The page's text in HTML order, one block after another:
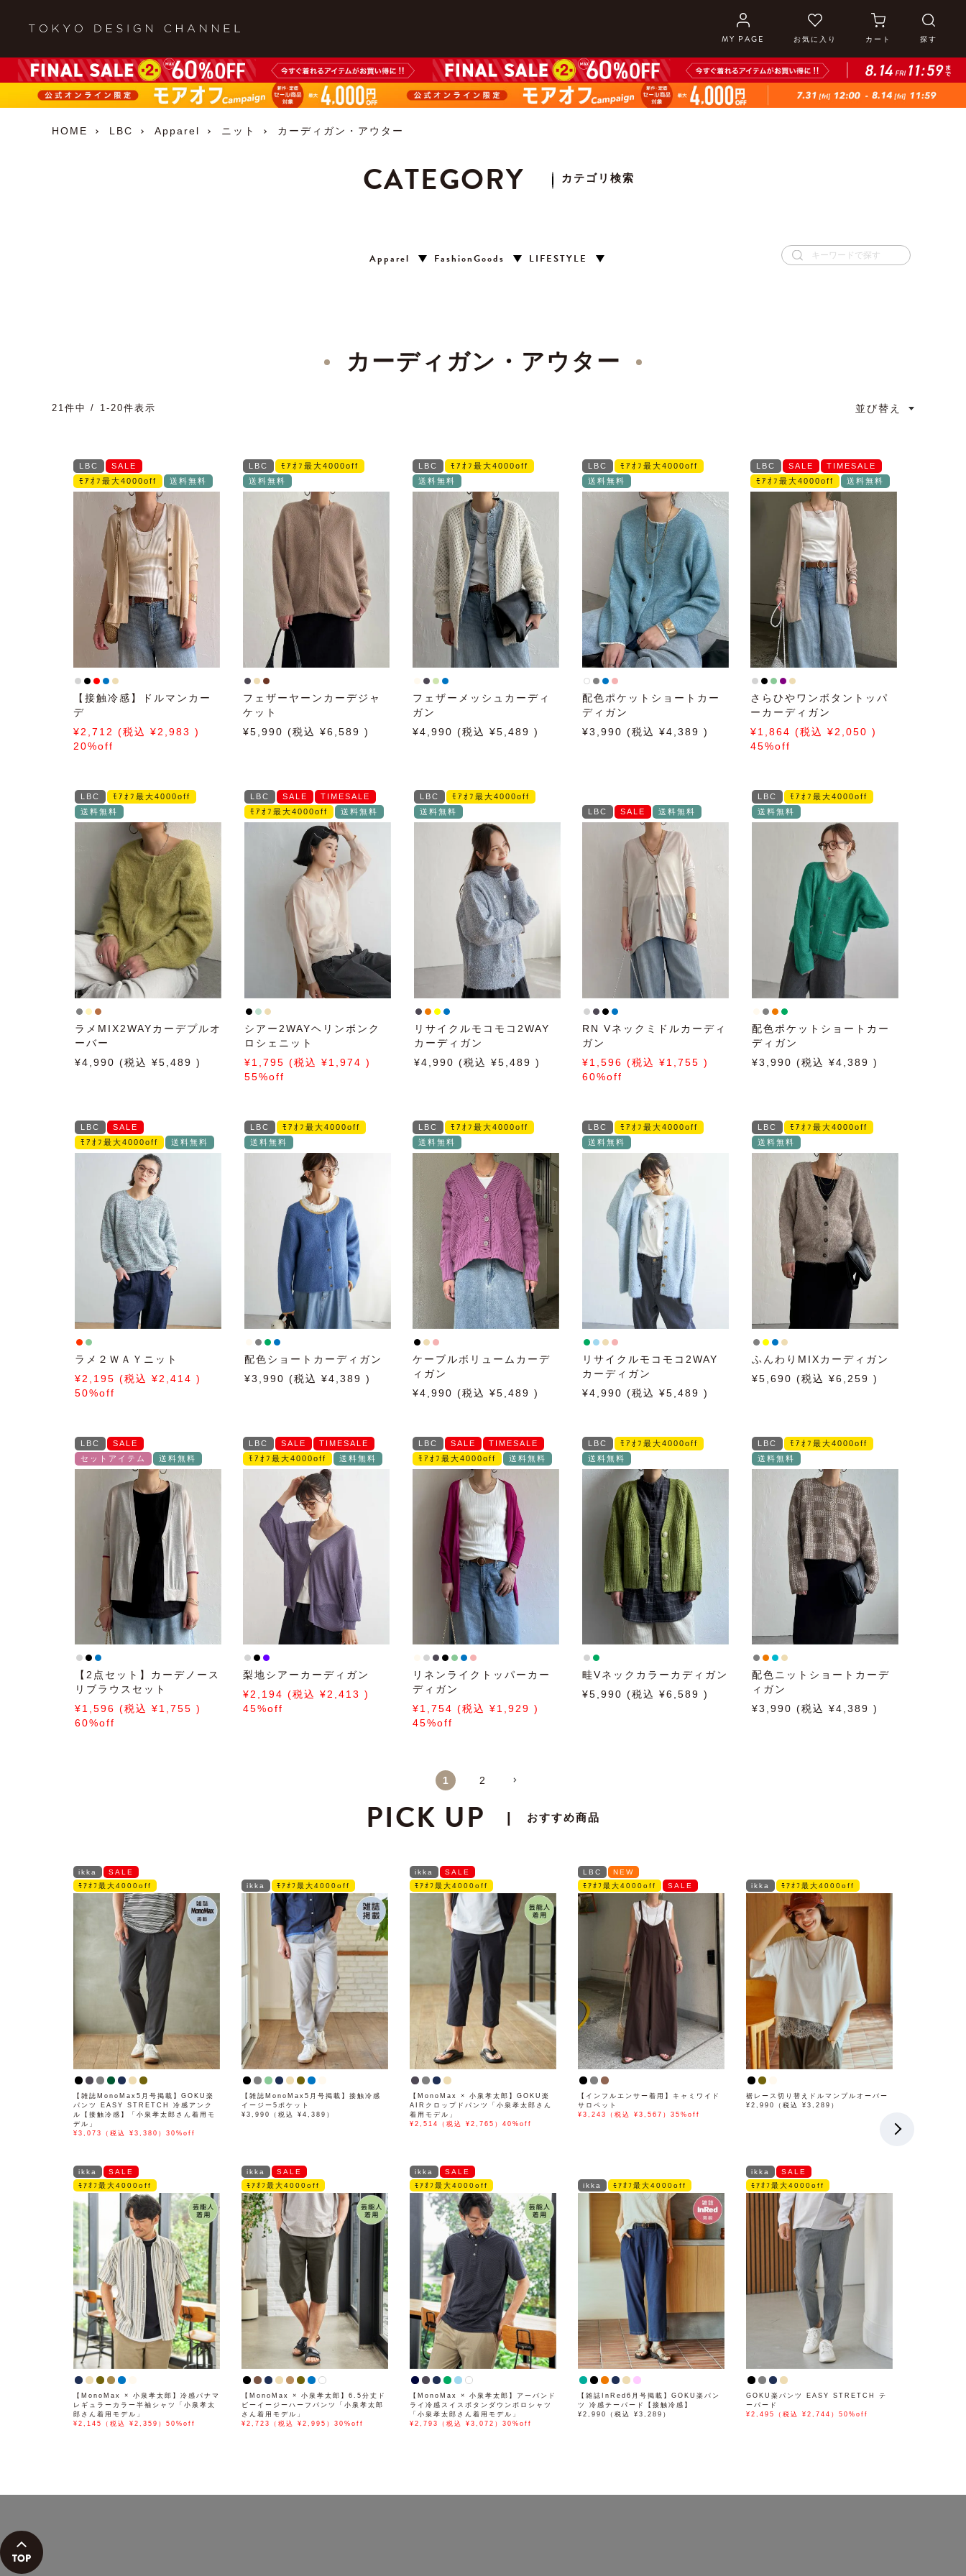
MY PAGE お気に入り カート 探す
HOME LBC Apparel ニット カーディガン・アウター
CATEGORY カテゴリ検索
Apparel FashionGoods LIFESTYLE
カーディガン・アウター
並び替え
21件中 1-20件表示
LBC
SALE
ﾓｱｵﾌ最大4000off
送料無料
【接触冷感】ドルマンカー
デ
2,712
2,983
20%off
LBC
ﾓｱｵﾌ最大4000off
送料無料
フェザーヤーンカーデジャ
ケット
5,990
6,589
LBC
ﾓｱｵﾌ最大4000off
送料無料
フェザーメッシュカーディ
ガン
4,990
5,489
LBC
ﾓｱｵﾌ最大4000off
送料無料
配色ポケットショートカー
ディガン
3,990
4,389
LBC SALE
TIMESALE
ﾓｱｵﾌ最大4000off
送料無料
さらひやワンボタントッパ
ーカーディガン
1,864
2,050
45%off
LBC
ﾓｱｵﾌ最大4000off
送料無料
ラメMIX2WAYカーデプルオ
ーバー
4,990
5,489
LBC SALE
TIMESALE
ﾓｱｵﾌ最大4000off
送料無料
シアー2WAYヘリンボンク
ロシェニット
1,795
1,974
55%off
LBC
ﾓｱｵﾌ最大4000off
送料無料
リサイクルモコモコ2WAY
カーディガン
4,990
5,489
LBC SALE 送料無料
RN Vネックミドルカーディ
ガン
1,596
1,755
60%off
LBC
ﾓｱｵﾌ最大4000off
送料無料
配色ポケットショートカー
ディガン
3,990
4,389
LBC
SALE
ﾓｱｵﾌ最大4000off
送料無料
ラメ２ＷＡＹニット
2,195
2,414
50%off
LBC
ﾓｱｵﾌ最大4000off
送料無料
配色ショートカーディガン
3,990
4,389
LBC
ﾓｱｵﾌ最大4000off
送料無料
ケーブルボリュームカーデ
ィガン
4,990
5,489
LBC
ﾓｱｵﾌ最大4000off
送料無料
リサイクルモコモコ2WAY
カーディガン
4,990
5,489
LBC
ﾓｱｵﾌ最大4000off
送料無料
ふんわりMIXカーディガン
5,690
6,259
LBC
SALE
セットアイテム
送料無料
【2点セット】カーデノース
リブラウスセット
1,596
1,755
60%off
LBC SALE
TIMESALE
ﾓｱｵﾌ最大4000off
送料無料
梨地シアーカーディガン
2,194
2,413
45%off
LBC SALE
TIMESALE
ﾓｱｵﾌ最大4000off
送料無料
リネンライクトッパーカー
ディガン
1,754
1,929
45%off
LBC
ﾓｱｵﾌ最大4000off
送料無料
畦Vネックカラーカディガン
5,990
6,589
LBC
ﾓｱｵﾌ最大4000off
送料無料
配色ニットショートカーデ
ィガン
3,990
4,389
1 2
PICK UP おすすめ商品
ikka
SALE
ﾓｱｵﾌ最大4000off
【雑誌MonoMax5月号掲載】GOKU楽
パンツ EASY STRETCH 冷感アンク
ル【接触冷感】「小泉孝太郎さん着用モ
デル」
¥3,073（税込 ¥3,380）30%off
ikka ﾓｱｵﾌ最大4000off
【雑誌MonoMax5月号掲載】接触冷感
イージー5ポケット
¥3,990（税込 ¥4,389）
ikka
SALE
ﾓｱｵﾌ最大4000off
【MonoMax × 小泉孝太郎】GOKU楽
AIRクロップドパンツ「小泉孝太郎さん
着用モデル」
¥2,514（税込 ¥2,765）40%off
LBC
NEW
ﾓｱｵﾌ最大4000off
SALE
【インフルエンサー着用】キャミワイド
サロペット
¥3,243（税込 ¥3,567）35%off
ikka ﾓｱｵﾌ最大4000off
裾レース切り替えドルマンプルオーバー
¥2,990（税込 ¥3,289）
ikka
SALE
ﾓｱｵﾌ最大4000off
【MonoMax × 小泉孝太郎】冷感パナマ
レギュラーカラー半袖シャツ「小泉孝太
郎さん着用モデル」
¥2,145（税込 ¥2,359）50%off
ikka
SALE
ﾓｱｵﾌ最大4000off
【MonoMax × 小泉孝太郎】6.5分丈ド
ビーイージーハーフパンツ「小泉孝太郎
さん着用モデル」
¥2,723（税込 ¥2,995）30%off
ikka
SALE
ﾓｱｵﾌ最大4000off
【MonoMax × 小泉孝太郎】アーバンド
ライ冷感スイスボタンダウンポロシャツ
「小泉孝太郎さん着用モデル」
¥2,793（税込 ¥3,072）30%off
ikka ﾓｱｵﾌ最大4000off
【雑誌InRed6月号掲載】GOKU楽パン
ツ 冷感テーパード【接触冷感】
¥2,990（税込 ¥3,289）
ikka
SALE
ﾓｱｵﾌ最大4000off
GOKU楽パンツ EASY STRETCH テ
ーパード
¥2,495（税込 ¥2,744）50%off